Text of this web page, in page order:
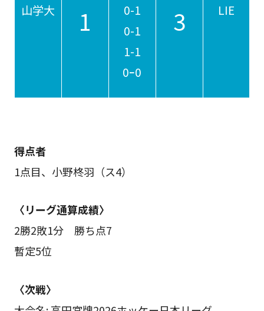
山学大 1 0-1
0-1
1-1
0ｰ0
3 LIE
得点者
1点目、小野柊羽（ス4）
〈リーグ通算成績〉
2勝2敗1分 勝ち点7
暫定5位
〈次戦〉